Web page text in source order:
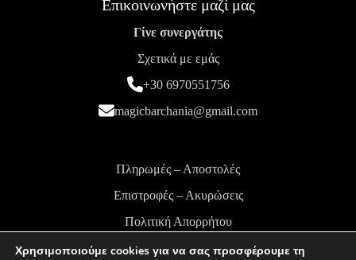
Επικοινωνήστε μαζί μας
Γίνε συνεργάτης
Σχετικά με εμάς
+30 6970551756
magicbarchania@gmail.com
Πληρωμές – Αποστολές
Επιστροφές – Ακυρώσεις
Πολιτική Απορρήτου
Όροι και Προϋποθέσεις
Χρησιμοποιούμε cookies για να σας προσφέρουμε τη